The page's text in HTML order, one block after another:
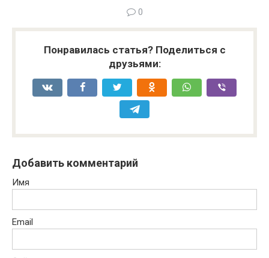
0
Понравилась статья? Поделиться с
друзьями:
Добавить комментарий
Имя
Email